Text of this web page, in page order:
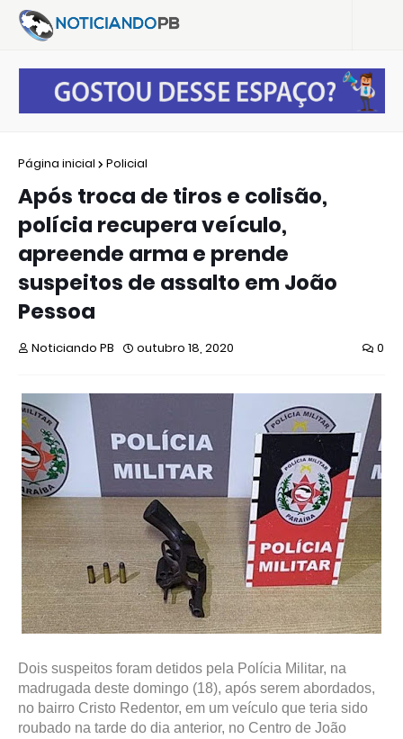
Página inicial Policial
Após troca de tiros e colisão,
polícia recupera veículo,
apreende arma e prende
suspeitos de assalto em João
Pessoa
Noticiando PB outubro 18, 2020 0
Dois suspeitos foram detidos pela Polícia Militar, na
madrugada deste domingo (18), após serem abordados,
no bairro Cristo Redentor, em um veículo que teria sido
roubado na tarde do dia anterior, no Centro de João